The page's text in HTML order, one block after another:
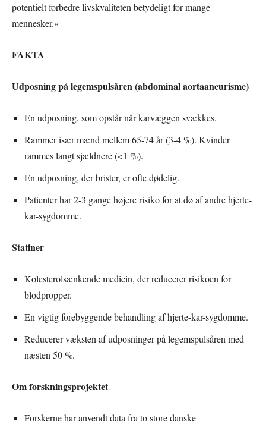
potentielt forbedre livskvaliteten betydeligt for mange
mennesker.«
FAKTA
Udposning på legemspulsåren (abdominal aortaaneurisme)
En udposning, som opstår når karvæggen svækkes.
Rammer især mænd mellem 65-74 år (3-4 %). Kvinder
rammes langt sjældnere (<1 %).
En udposning, der brister, er ofte dødelig.
Patienter har 2-3 gange højere risiko for at dø af andre hjerte-
kar-sygdomme.
Statiner
Kolesterolsænkende medicin, der reducerer risikoen for
blodpropper.
En vigtig forebyggende behandling af hjerte-kar-sygdomme.
Reducerer væksten af udposninger på legemspulsåren med
næsten 50 %.
Om forskningsprojektet
Forskerne har anvendt data fra to store danske